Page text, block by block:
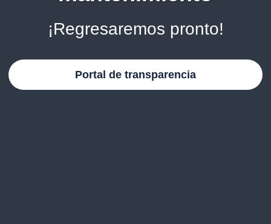
¡Regresaremos pronto!
Portal de transparencia